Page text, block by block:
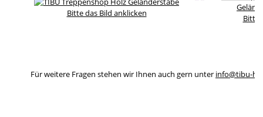
Bitte das Bild anklicken
Bitte
Für weitere Fragen stehen wir Ihnen auch gern unter info@tibu-